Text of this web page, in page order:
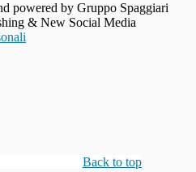
powered by Gruppo Spaggiari
& New Social Media
Back to top